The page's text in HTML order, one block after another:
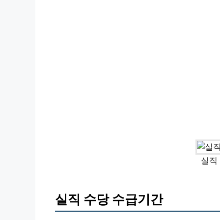
실직
실직 수당 수급기간